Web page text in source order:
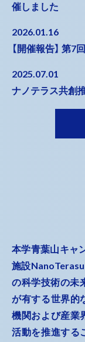
催しました
2026.01.16
【開催報告】 第
2025.07.01
ナノテラス共創
本学青葉山キャ
施設NanoTerasu
の科学技術の未
が有する世界的
機関および産業
活動を推進する